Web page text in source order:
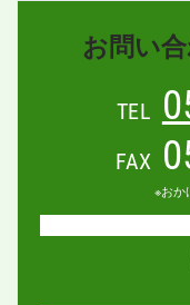
お問い
TEL
FAX
※おか